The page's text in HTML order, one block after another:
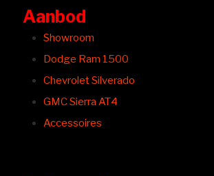
Aanbod
Showroom
Dodge Ram 1500
Chevrolet Silverado
GMC Sierra AT4
Accessoires